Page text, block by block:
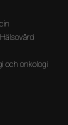
och onkologi